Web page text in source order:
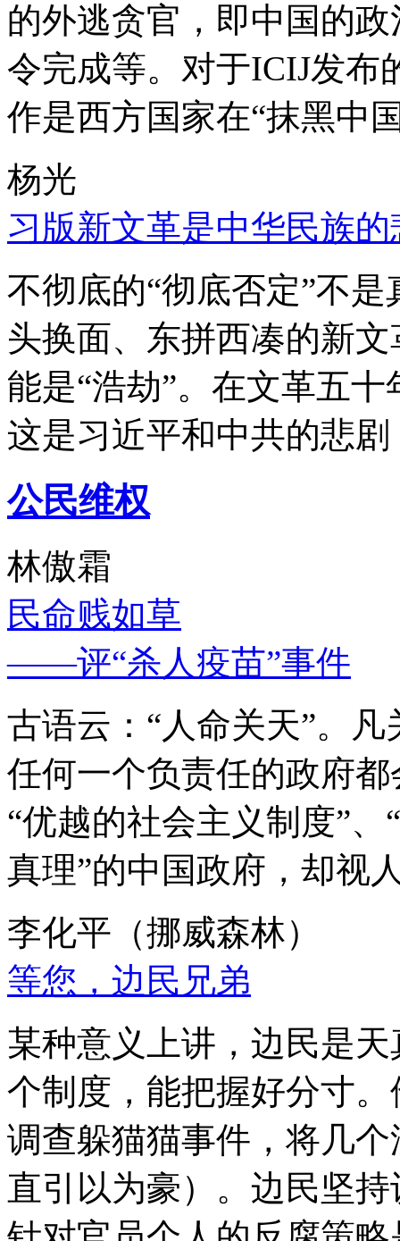
的外逃贪官，即中国的
令完成等。对于ICIJ发布
作是西方国家在“抹黑中
杨光
习版新文革是中华民族的
不彻底的“彻底否定”不
头换面、东拼西凑的新
能是“浩劫”。在文革五
这是习近平和中共的悲
公民维权
林傲霜
民命贱如草
——评“杀人疫苗”事件
古语云：“人命关天”。
任何一个负责任的政府
“优越的社会主义制度”
真理”的中国政府，却视
李化平（挪威森林）
等您，边民兄弟
某种意义上讲，边民是
个制度，能把握好分寸
调查躲猫猫事件，将几
直引以为豪）。边民坚